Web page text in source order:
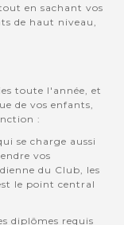
en sachant vos
de haut niveau,
toute l'année, et
de vos enfants,
:
se charge aussi
vos
du Club, les
le point central
diplômes requis